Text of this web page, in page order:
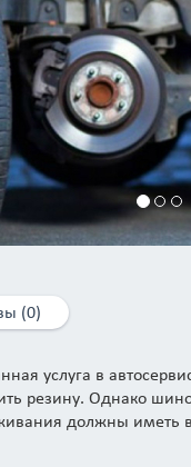
(0)
услуга в
резину. Однако
должны